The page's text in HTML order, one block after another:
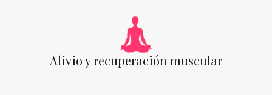
Alivio y recuperación muscular